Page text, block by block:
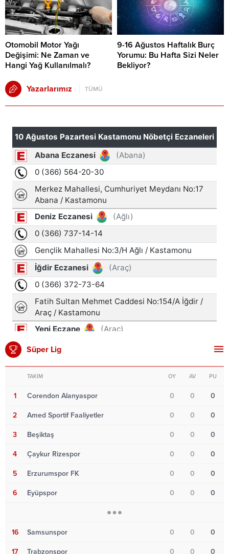
Otomobil Motor Yağı
Değişimi: Ne Zaman ve
Hangi Yağ Kullanılmalı?
9-16 Ağustos Haftalık Burç
Yorumu: Bu Hafta Sizi Neler
Bekliyor?
Yazarlarımız TÜMÜ
Süper Lig
TAKIM OY AV PU
1 Corendon Alanyaspor 0 0 0
2 Amed Sportif Faaliyetler 0 0 0
3 Beşiktaş 0 0 0
4 Çaykur Rizespor 0 0 0
5 Erzurumspor FK 0 0 0
6 Eyüpspor 0 0 0
16 Samsunspor 0 0 0
17 Trabzonspor 0 0 0